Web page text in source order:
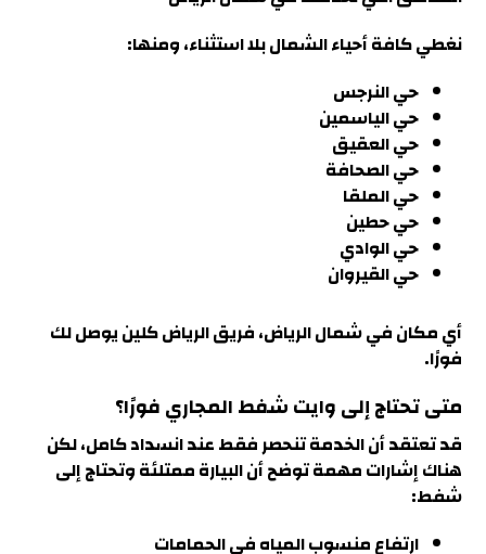
نغطي كافة أحياء الشمال بلا استثناء، ومنها:
حي النرجس
حي الياسمين
حي العقيق
حي الصحافة
حي الملقا
حي حطين
حي الوادي
حي القيروان
أي مكان في شمال الرياض، فريق الرياض كلين يوصل لك
فورًا.
متى تحتاج إلى وايت شفط المجاري فورًا؟
قد تعتقد أن الخدمة تنحصر فقط عند انسداد كامل، لكن
هناك إشارات مهمة توضح أن البيارة ممتلئة وتحتاج إلى
شفط:
ارتفاع منسوب المياه في الحمامات